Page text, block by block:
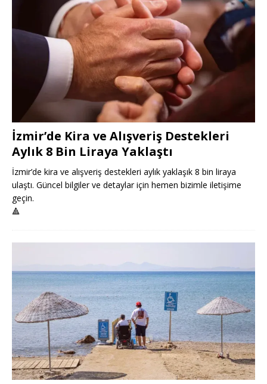
İzmir’de Kira ve Alışveriş Destekleri
Aylık 8 Bin Liraya Yaklaştı
İzmir’de kira ve alışveriş destekleri aylık yaklaşık 8 bin liraya
ulaştı. Güncel bilgiler ve detaylar için hemen bizimle iletişime
geçin.
🔺